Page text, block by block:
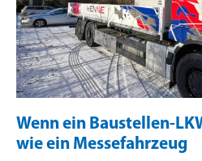
Wenn ein Baustellen-
wie ein Messefahrzeug